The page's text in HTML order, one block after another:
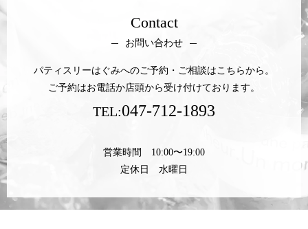
Contact
お問い合わせ
パティスリーはぐみへのご予約・ご相談はこちらから。
ご予約はお電話か店頭から受け付けております。
TEL:047-712-1893
営業時間 10:00〜19:00
定休日 水曜日